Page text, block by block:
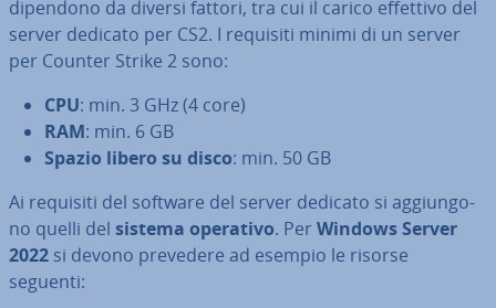
dipendono da diversi fattori, tra cui il carico effettivo del
server dedicato per CS2. I requisiti minimi di un server
per Counter Strike 2 sono:
CPU: min. 3 GHz (4 core)
RAM: min. 6 GB
Spazio libero su disco: min. 50 GB
Ai requisiti del software del server dedicato si ag­giun­go­
no quelli del sistema operativo. Per Windows Server
2022 si devono prevedere ad esempio le risorse
seguenti: